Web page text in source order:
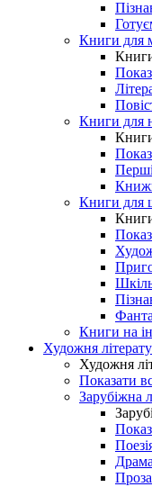
Книги для
Книги для
Книги для
Книги на
Художня
Художня
Показати
Зарубіжна
Проза